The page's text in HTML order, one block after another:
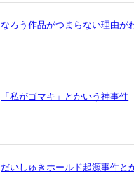
なろう作品がつまらない理由が
「私がゴマキ」とかいう神事件
だいしゅきホールド起源事件と